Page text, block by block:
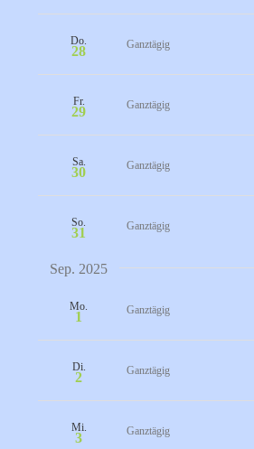
Do.
28 Ganztägig
Fr.
29 Ganztägig
Sa.
30 Ganztägig
So.
31 Ganztägig
Sep. 2025
Mo.
1 Ganztägig
Di.
2 Ganztägig
Mi.
3 Ganztägig